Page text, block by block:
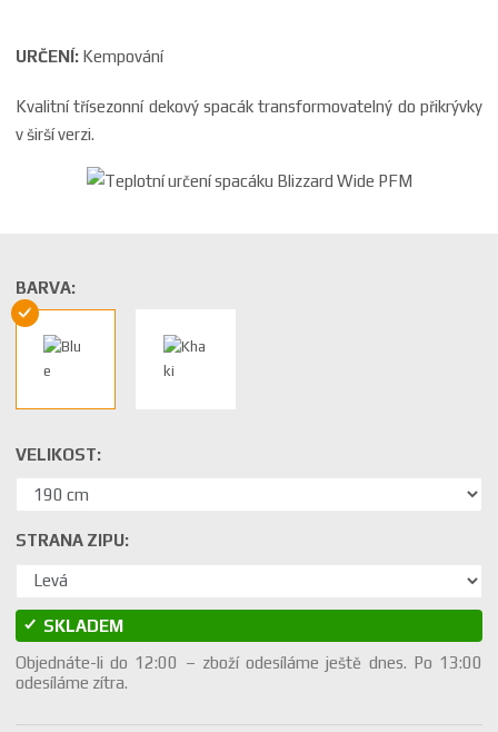
URČENÍ: Kempování
Kvalitní třísezonní dekový spacák transformovatelný do přikrývky
v širší verzi.
BARVA:
VELIKOST:
STRANA ZIPU:
SKLADEM
Objednáte-li do 12:00 – zboží odesíláme ještě dnes. Po 13:00
odesíláme zítra.